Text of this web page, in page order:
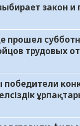
закон и
прошел
трудовых